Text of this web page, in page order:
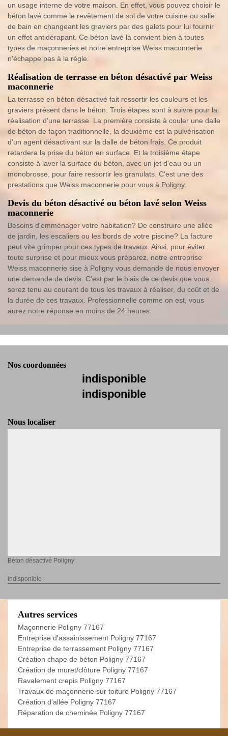
un usage interne de votre maison. En effet, vous pouvez choisir le
béton lavé comme le revêtement de sol de votre cuisine ou salle
de bain en changeant les graviers par des galets pour lui fournir
un effet antidérapant. Ce béton lavé là convient bien à toutes
types de maçonneries et notre entreprise Weiss maconnerie
n'échappe pas à la règle.
Réalisation de terrasse en béton désactivé par Weiss
maconnerie
La terrasse en béton désactivé fait ressortir les couleurs et les
graviers présent dans le béton. Trois étapes sont à suivre pour la
réalisation d'une terrasse. La première consiste à couler une dalle
de béton de façon traditionnelle, la deuxième est la pulvérisation
d'un agent désactivant sur la dalle de béton frais. Ce produit
retardera la prise du béton en surface. Et la troisième étape
consiste à laver la surface du béton, avec un jet d'eau ou un
monobrosse, pour faire ressortir les granulats. C'est une des
prestations que Weiss maconnerie pour vous à Poligny.
Devis du béton désactivé ou béton lavé selon Weiss
maconnerie
Besoins d'emménager votre habitation? De construire une allée
de jardin, les escaliers ou les bords de votre piscine? La facture
peut vite grimper pour ces types de travaux. Ainsi, pour éviter
toute surprise et pour mieux vous préparez, notre entreprise
Weiss maconnerie sise à Poligny vous demande de nous envoyer
une demande de devis. C'est par le biais de ce devis que vous
serez tenu au courant de tous les travaux à réaliser, du coût et de
la durée de ces travaux. Professionnelle comme on est, vous
aurez notre réponse en moins de 24 heures.
Nos coordonnées
indisponible
indisponible
Nous localiser
Béton désactivé Poligny
indisponible
Autres services
Maçonnerie Poligny 77167
Entreprise d'assainissement Poligny 77167
Entreprise de terrassement Poligny 77167
Création chape de béton Poligny 77167
Création de muret/clôture Poligny 77167
Ravalement crepis Poligny 77167
Travaux de maçonnerie sur toiture Poligny 77167
Création d'allée Poligny 77167
Réparation de cheminée Poligny 77167